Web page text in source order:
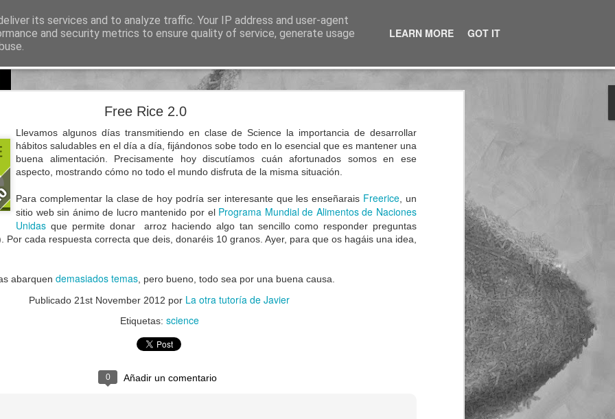
Free Rice 2.0
Llevamos algunos días transmitiendo en clase de Science la importancia de desarrollar
hábitos saludables en el día a día, fijándonos sobe todo en lo esencial que es mantener una
buena alimentación. Precisamente hoy discutíamos cuán afortunados somos en ese
aspecto, mostrando cómo no todo el mundo disfruta de la misma situación.
Para complementar la clase de hoy podría ser interesante que les enseñarais Freerice , un
sitio web sin ánimo de lucro mantenido por el Programa Mundial de Alimentos de Naciones
Unidas que permite donar arroz haciendo algo tan sencillo como responder preguntas
Por cada respuesta correcta que deis, donaréis 10 granos. Ayer, para que os hagáis una idea,
abarquen demasiados temas , pero bueno, todo sea por una buena causa.
Publicado 21st November 2012 por La otra tutoría de Javier
Etiquetas: science
0 Añadir un comentario
its services and to analyze traffic. Your IP address and user-agent
and security metrics to ensure quality of service, generate usage
LEARN MORE GOT IT
para Educación Primaria
Natural Science 5 - Unit 8 Vocabulary